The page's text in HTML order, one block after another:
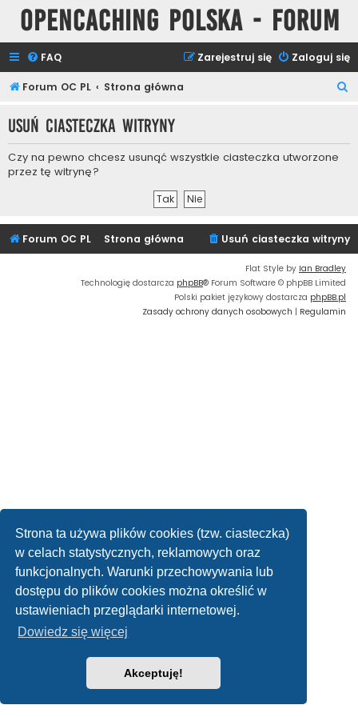
Strona ta używa plików cookies (tzw. ciasteczka)
w celach statystycznych, reklamowych oraz
funkcjonalnych. Warunki przechowywania lub
dostępu do plików cookies można określić w
ustawieniach przeglądarki internetowej.
Dowiedz się więcej
Akceptuję!
Opencaching Polska - Forum
FAQ Zaloguj się
Zarejestruj się
Forum OC PL Strona główna
k
Usuń ciasteczka witryny
Czy na pewno chcesz usunąć wszystkie ciasteczka utworzone
przez tę witrynę?
Forum OC PL Strona główna Usuń ciasteczka witryny
Flat Style by Ian Bradley
Technologię dostarcza phpBB® Forum Software © phpBB Limited
Polski pakiet językowy dostarcza phpBB.pl
Zasady ochrony danych osobowych | Regulamin